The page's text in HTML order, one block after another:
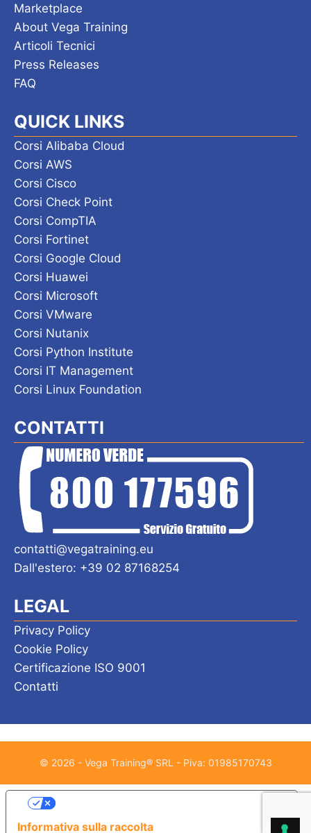
Marketplace
About Vega Training
Articoli Tecnici
Press Releases
FAQ
QUICK LINKS
Corsi Alibaba Cloud
Corsi AWS
Corsi Cisco
Corsi Check Point
Corsi CompTIA
Corsi Fortinet
Corsi Google Cloud
Corsi Huawei
Corsi Microsoft
Corsi VMware
Corsi Nutanix
Corsi Python Institute
Corsi IT Management
Corsi Linux Foundation
CONTATTI
contatti@vegatraining.eu
Dall'estero: +39 02 87168254
LEGAL
Privacy Policy
Cookie Policy
Certificazione ISO 9001
Contatti
© 2026 - Vega Training® SRL - Piva: 01985170743
Informativa sulla raccolta
Le tue preferenze relative alla privacy